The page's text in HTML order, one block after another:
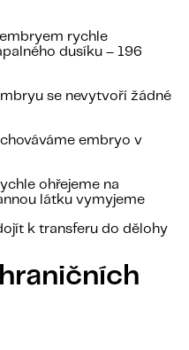
rychle
dusíku – 196
se nevytvoří žádné
embryo v
ohřejeme na
látku vymyjeme
k transferu do dělohy